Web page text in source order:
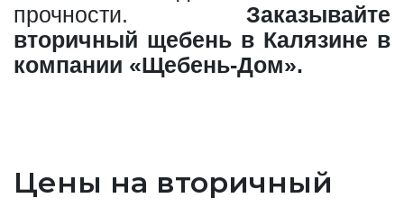
прочности. Заказывайте
вторичный щебень в Калязине в
компании «Щебень-Дом».
Цены на вторичный